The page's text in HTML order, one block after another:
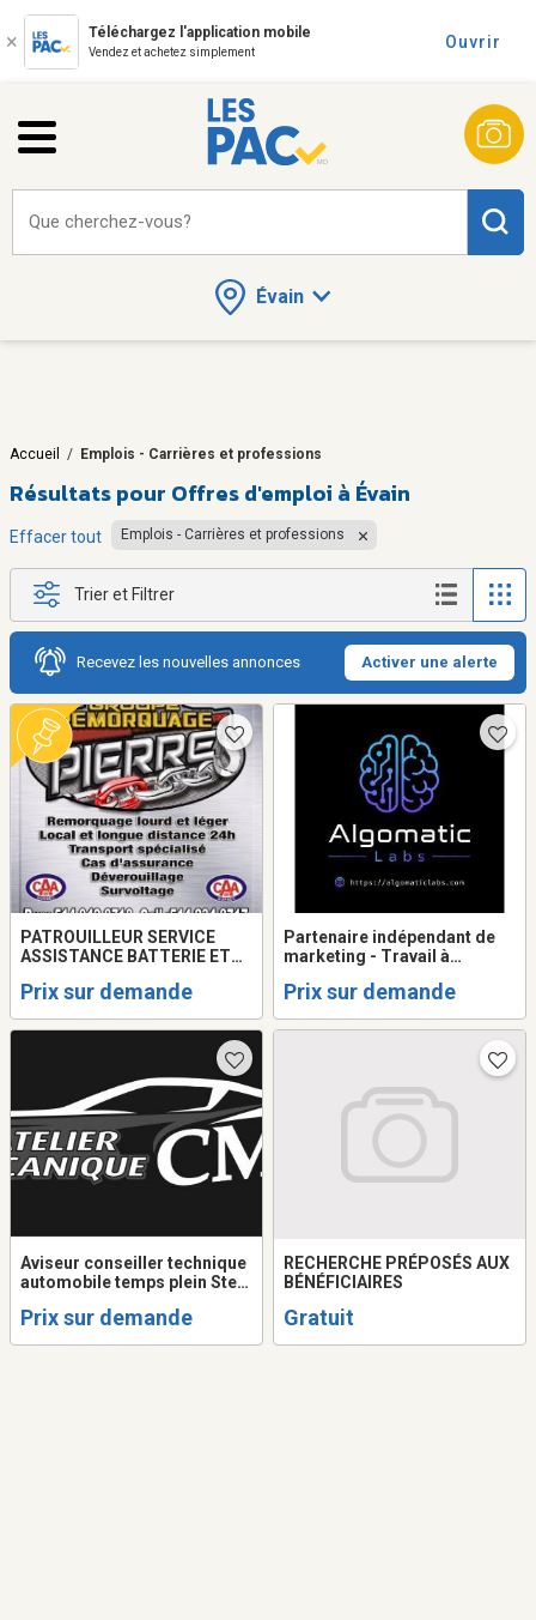
Téléchargez l'application mobile
Vendez et achetez simplement
Ouvrir
Évain
Que cherchez-vous?
Accueil / Emplois - Carrières et professions
Résultats pour Offres d'emploi à Évain
Effacer tout Emplois - Carrières et professions
Trier et Filtrer
Recevez les nouvelles annonces Activer une alerte
PATROUILLEUR SERVICE
ASSISTANCE BATTERIE ET
REMORQUEUSE/TOWING
Prix sur demande
Partenaire indépendant de
marketing - Travail à
Prix sur demande
Aviseur conseiller technique
automobile temps plein Ste-
Prix sur demande
RECHERCHE PRÉPOSÉS AUX
BÉNÉFICIAIRES
Gratuit